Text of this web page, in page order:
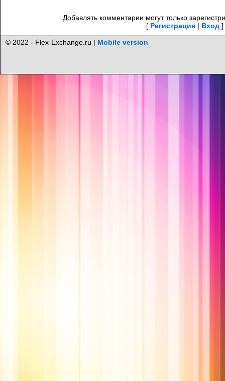
Добавлять комментарии могут только
[ Регистрация | Вход ]
© 2022 - Flex-Exchange.ru | Mobile version